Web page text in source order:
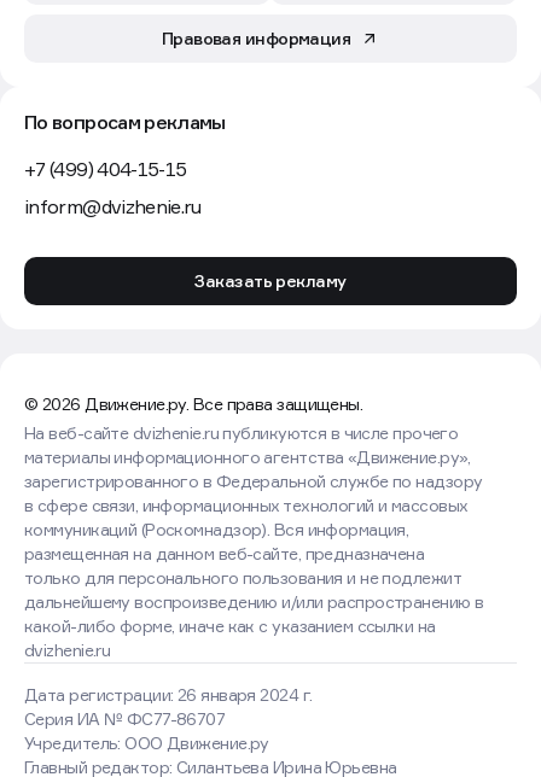
Правовая информация
По вопросам рекламы
+7 (499) 404-15-15
inform@dvizhenie.ru
Заказать рекламу
© 2026 Движение.ру. Все права защищены.
Дата регистрации: 26 января 2024 г.
Серия ИА № ФС77-86707
Учредитель: ООО Движение.ру
Главный редактор: Силантьева Ирина Юрьевна
На веб-сайте dvizhenie.ru публикуются в числе прочего
материалы информационного агентства «Движение.ру»,
зарегистрированного в Федеральной службе по надзору
в сфере связи, информационных технологий и массовых
коммуникаций (Роскомнадзор). Вся информация,
размещенная на данном веб-сайте, предназначена
только для персонального пользования и не подлежит
дальнейшему воспроизведению и/или распространению в
какой-либо форме, иначе как с указанием ссылки на
dvizhenie.ru